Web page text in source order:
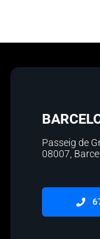
Passeig de
08007,